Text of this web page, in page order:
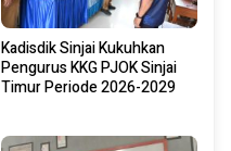
Kadisdik Sinjai Kukuhkan
Pengurus KKG PJOK Sinjai
Timur Periode 2026-2029